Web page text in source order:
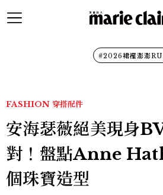
#2026裙襬澎澎
FASHION 穿搭配件
安海瑟薇絕美現身
對！盤點Anne
個珠寶造型